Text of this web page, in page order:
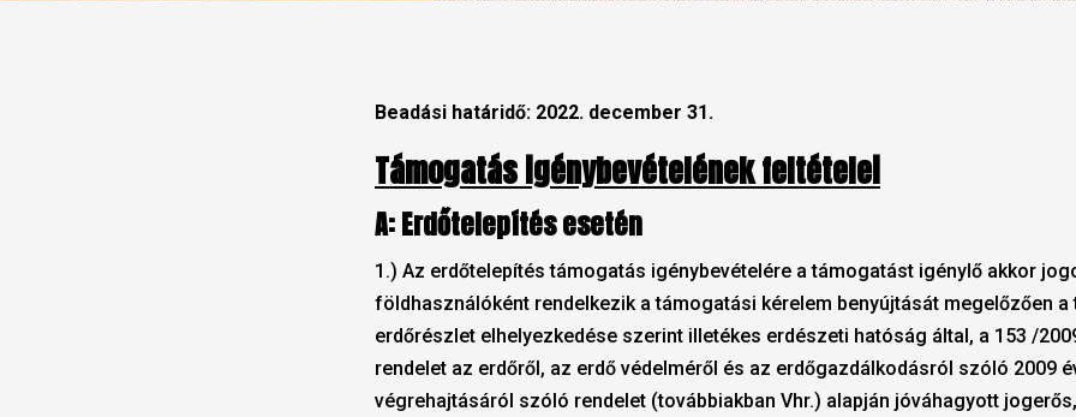
Beadási határidő: 2022. december 31.
Támogatás igénybevételének feltételei
A: Erdőtelepítés esetén
1.) Az erdőtelepítés támogatás igénybevételére a támogatást igénylő akkor
földhasználóként rendelkezik a támogatási kérelem benyújtását megelőzően a
erdőrészlet elhelyezkedése szerint illetékes erdészeti hatóság által, a 153 /
rendelet az erdőről, az erdő védelméről és az erdőgazdálkodásról szóló 2009
végrehajtásáról szóló rendelet (továbbiakban Vhr.) alapján jóváhagyott